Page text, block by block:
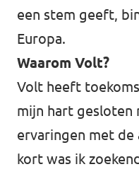
een stem geeft,
Europa.
Waarom Volt?
Volt heeft
mijn hart gesloten
ervaringen met de
kort was ik